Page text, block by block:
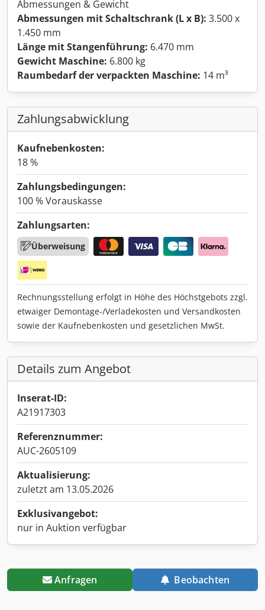
Abmessungen & Gewicht
Abmessungen mit Schaltschrank (L x B): 3.500 x
1.450 mm
Länge mit Stangenführung: 6.470 mm
Gewicht Maschine: 6.800 kg
Raumbedarf der verpackten Maschine: 14 m³
Zahlungsabwicklung
Kaufnebenkosten:
18 %
Zahlungsbedingungen:
100 % Vorauskasse
Zahlungsarten:
Überweisung
Rechnungsstellung erfolgt in Höhe des Höchstgebots zzgl.
etwaiger Demontage-/Verladekosten und Versandkosten
sowie der Kaufnebenkosten und gesetzlichen MwSt.
Details zum Angebot
Inserat-ID:
A21917303
Referenznummer:
AUC-2605109
Aktualisierung:
zuletzt am 13.05.2026
Exklusivangebot:
nur in Auktion verfügbar
Anfragen Beobachten